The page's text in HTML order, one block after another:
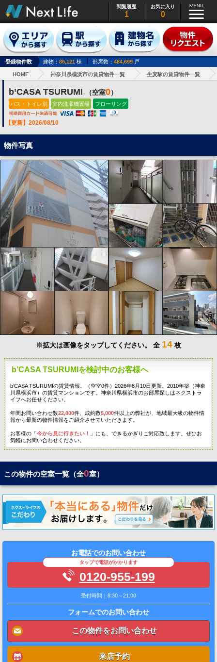
閲覧履歴
1
お気に入り
0
登録物件数 建物： 86,121 棟 部屋数： 484,699 戸
HOME 神奈川県横浜市の賃貸物件一覧 生麦駅の賃貸物件一覧
b’CASA TSURUMI （空室0）
バス・トイレ別 室内洗濯機置場 フローリング
【更新】2026/08/10
物件写真
※拡大は画像をタップしてください。 全 14 枚
b’CASA TSURUMIを検討中のお客様へ
b’CASA TSURUMIの賃貸情報。（空室0件）2026年8月10日更新。2010年築（神奈
川県横浜市）の賃貸マンションです。神奈川県横浜市のお部屋探しはネクストラ
イフへお任せください。
年間お問い合わせ数22,000件、成約数5,000件以上の弊社が、地域最大級の物件情
報から最新の物件情報をご紹介させていただきます。
お客様の「今から見に行きたい！
」にも、できるかぎりご対応致します。ぜひお
気軽にお問い合わせください。
この物件の空室一覧（全0室）
お電話でのお問い合わせ
タップで電話がかかります
0120-955-199
受付時間｜8:30～21:00
フォームでのお問い合わせ
この物件をお問い合わせ
来店予約